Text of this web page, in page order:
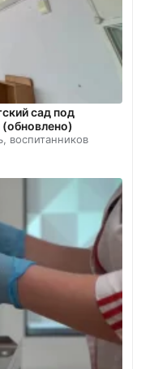
сад под
воспитанников